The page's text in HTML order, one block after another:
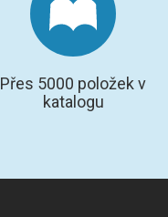
Přes 5000 položek v
katalogu